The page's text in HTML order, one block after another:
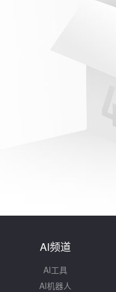
AI频道
AI工具
AI机器人